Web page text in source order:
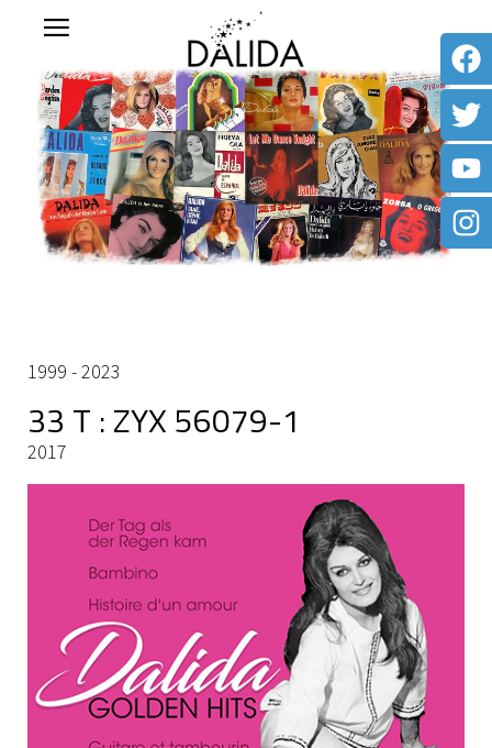
1999 - 2023
33 T : ZYX 56079-1
2017